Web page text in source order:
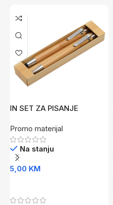
IN SET ZA PISANJE
Promo materijal
Na stanju
5,00 KM